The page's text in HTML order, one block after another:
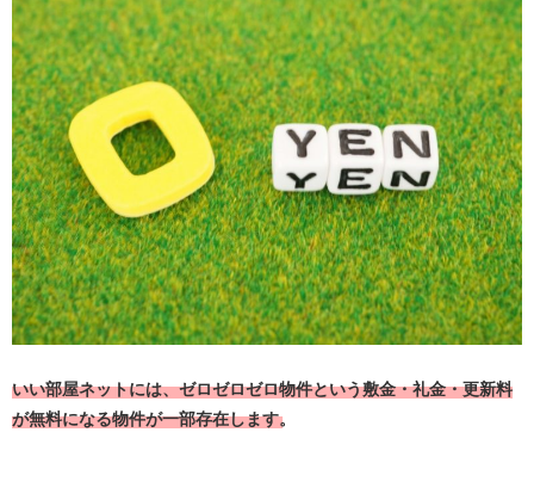
いい部屋ネットには、ゼロゼロゼロ物件という敷金・礼金・更新料
が無料になる物件が一部存在します。